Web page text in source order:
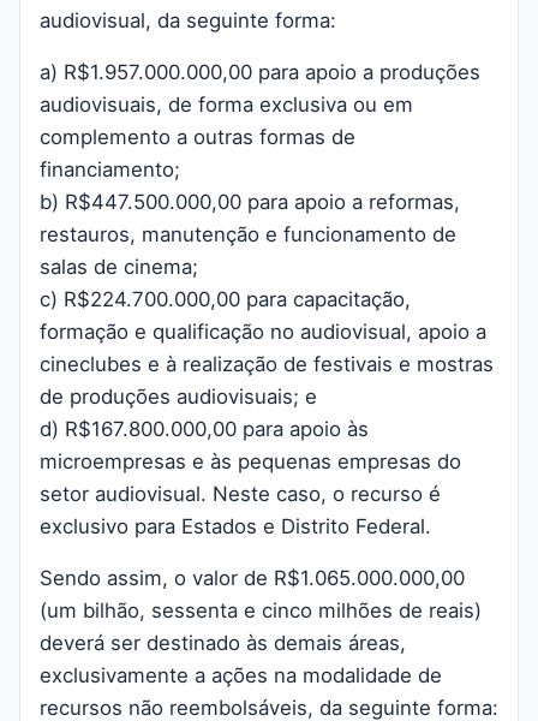
audiovisual, da seguinte forma:
a) R$1.957.000.000,00 para apoio a produções
audiovisuais, de forma exclusiva ou em
complemento a outras formas de
financiamento;
b) R$447.500.000,00 para apoio a reformas,
restauros, manutenção e funcionamento de
salas de cinema;
c) R$224.700.000,00 para capacitação,
formação e qualificação no audiovisual, apoio a
cineclubes e à realização de festivais e mostras
de produções audiovisuais; e
d) R$167.800.000,00 para apoio às
microempresas e às pequenas empresas do
setor audiovisual. Neste caso, o recurso é
exclusivo para Estados e Distrito Federal.
Sendo assim, o valor de R$1.065.000.000,00
(um bilhão, sessenta e cinco milhões de reais)
deverá ser destinado às demais áreas,
exclusivamente a ações na modalidade de
recursos não reembolsáveis, da seguinte forma: